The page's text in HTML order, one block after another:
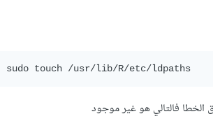
sudo touch /usr/lib/R/etc/ldpaths